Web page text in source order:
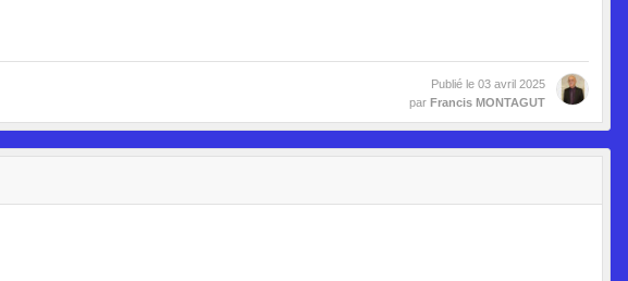
Publié le 03 avril 2025
par Francis MONTAGUT